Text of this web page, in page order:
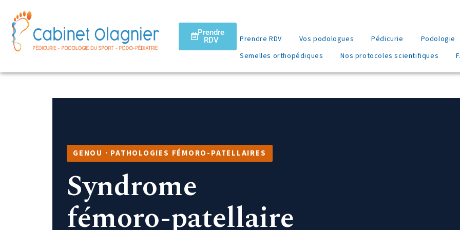
Prendre
RDV
Prendre RDV Vos podologues Pédicurie Podologie
Semelles orthopédiques
Nos protocoles scientifiques
GENOU · PATHOLOGIES FÉMORO-PATELLAIRES
Syndrome
fémoro-patellaire